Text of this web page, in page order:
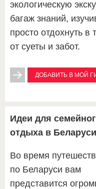
экологическую
багаж знаний,
просто отдохнуть в
от суеты и забот.
ДОБАВИТЬ В МОЙ
Идеи для
отдыха в Беларуси
Во время
по Беларуси вам
представится